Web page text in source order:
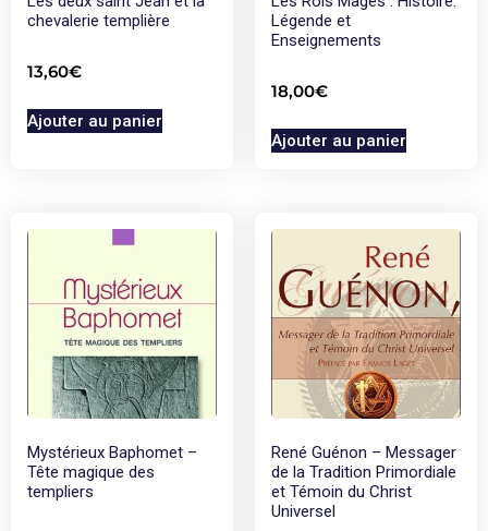
chevalerie templière
13,60€
Ajouter au panier
Légende et
Enseignements
18,00€
Ajouter au panier
Mystérieux Baphomet –
Tête magique des
templiers
René Guénon – Messager
de la Tradition Primordiale
et Témoin du Christ
Universel